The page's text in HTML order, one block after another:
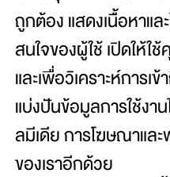
Copyright© 2026
Rights Reserved.
ข้อตกลงและเงื่อนไขการ
นโยบายความเป็นส่วนตัว
ถูกต้อง แสดงเนื้อหาแ
สนใจของผู้ใช้ เปิดให้ใ
และเพื่อวิเคราะห์การเ
แบ่งปันข้อมูลการใช้งา
ลมีเดีย การโฆษณาและ
ของเราอีกด้วย